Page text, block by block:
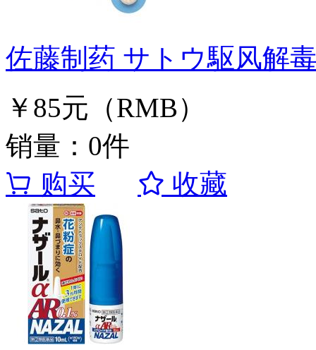
佐藤制药 サトウ駆风解
￥85元（RMB）
销量：0件
购买
收藏